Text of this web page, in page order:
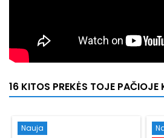
16 KITOS PREKĖS TOJE
Nauja